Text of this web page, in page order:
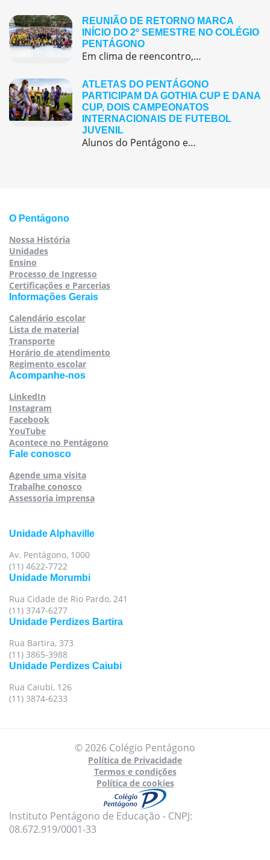
REUNIÃO DE RETORNO MARCA
INÍCIO DO 2º SEMESTRE NO COLÉGIO
PENTÁGONO
Em clima de reencontro, a equipe pedagógica participou da abertura do semestre letivo com treinamentos e simulação de emergência
ATLETAS DO PENTÁGONO
PARTICIPAM DA GOTHIA CUP E DANA
CUP, DOIS CAMPEONATOS
INTERNACIONAIS DE FUTEBOL
JUVENIL
Alunos do Pentágono embarcaram para a Europa, onde participaram de duas das maiores competições internacionais de futebol juvenil
O Pentágono
Nossa História
Unidades
Ensino
Processo de Ingresso
Certificações e Parcerias
Informações Gerais
Calendário escolar
Lista de material
Transporte
Horário de atendimento
Regimento escolar
Acompanhe-nos
LinkedIn
Instagram
Facebook
YouTube
Acontece no Pentágono
Fale conosco
Agende uma visita
Trabalhe conosco
Assessoria imprensa
Unidade Alphaville
Av. Pentágono, 1000
(11) 4622-7722
Unidade Morumbi
Rua Cidade de Rio Pardo, 241
(11) 3747-6277
Unidade Perdizes Bartira
Rua Bartira, 373
(11) 3865-3988
Unidade Perdizes Caiubi
Rua Caiubi, 126
(11) 3874-6233
© 2026 Colégio Pentágono
Política de Privacidade
Termos e condições
Política de cookies
Instituto Pentágono de Educação - CNPJ:
08.672.919/0001-33